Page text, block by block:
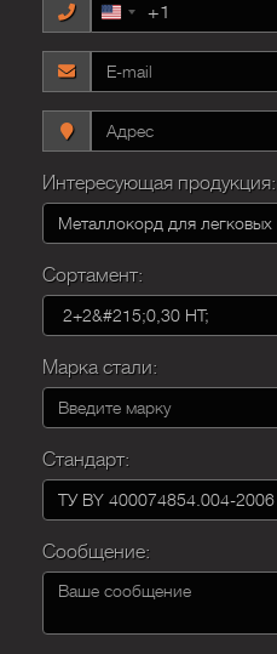
United
+1
+1
Интересующая продукция:
Сортамент:
Марка стали:
Стандарт:
Сообщение: